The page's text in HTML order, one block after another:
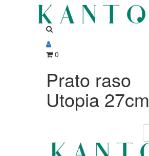
0
Prato raso
Utopia 27cm